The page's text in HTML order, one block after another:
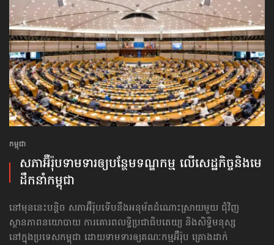
កម្ពុជា
សភាអ៊ឺរ៉ុបទាមទារ​ឲ្យបន្ថែម​ទណ្ឌកម្ម លើសេដ្ឋកិច្ច​និងមេ
ដឹកនាំកម្ពុជា
នៅមុននេះបន្តិច សភាអ៊ឺរ៉ុបទើបនឹងអនុម័តដំណោះស្រាយមួយ ជុំវិញ
ស្ថានភាពនយោបាយ ការគោរព​លទ្ធិ​ប្រជាធិបតេយ្យ និងសិទ្ធិមនុស្ស
នៅក្នុងប្រទេសកម្ពុជា ដោយទាមទារឲ្យគណៈកម្មអ៊ឺរ៉ុប គ្រោងដាក់​